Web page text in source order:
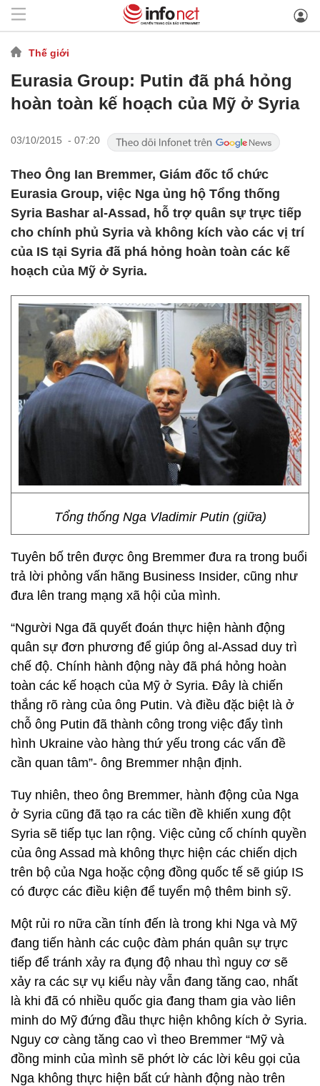
Thế giới
Eurasia Group: Putin đã phá hỏng
hoàn toàn kế hoạch của Mỹ ở Syria
03/10/2015 - 07:20
Theo Ông Ian Bremmer, Giám đốc tổ chức
Eurasia Group, việc Nga ủng hộ Tổng thống
Syria Bashar al-Assad, hỗ trợ quân sự trực tiếp
cho chính phủ Syria và không kích vào các vị trí
của IS tại Syria đã phá hỏng hoàn toàn các kế
hoạch của Mỹ ở Syria.
Tổng thống Nga Vladimir Putin (giữa)
Tuyên bố trên được ông Bremmer đưa ra trong buổi
trả lời phỏng vấn hãng Business Insider, cũng như
đưa lên trang mạng xã hội của mình.
“Người Nga đã quyết đoán thực hiện hành động
quân sự đơn phương để giúp ông al-Assad duy trì
chế độ. Chính hành động này đã phá hỏng hoàn
toàn các kế hoạch của Mỹ ở Syria. Đây là chiến
thắng rõ ràng của ông Putin. Và điều đặc biệt là ở
chỗ ông Putin đã thành công trong việc đẩy tình
hình Ukraine vào hàng thứ yếu trong các vấn đề
cần quan tâm”- ông Bremmer nhận định.
Tuy nhiên, theo ông Bremmer, hành động của Nga
ở Syria cũng đã tạo ra các tiền đề khiến xung đột
Syria sẽ tiếp tục lan rộng. Việc củng cố chính quyền
của ông Assad mà không thực hiện các chiến dịch
trên bộ của Nga hoặc cộng đồng quốc tế sẽ giúp IS
có được các điều kiện để tuyển mộ thêm binh sỹ.
Một rủi ro nữa cần tính đến là trong khi Nga và Mỹ
đang tiến hành các cuộc đàm phán quân sự trực
tiếp để tránh xảy ra đụng độ nhau thì nguy cơ sẽ
xảy ra các sự vụ kiểu này vẫn đang tăng cao, nhất
là khi đã có nhiều quốc gia đang tham gia vào liên
minh do Mỹ đứng đầu thực hiện không kích ở Syria.
Nguy cơ càng tăng cao vì theo Bremmer “Mỹ và
đồng minh của mình sẽ phớt lờ các lời kêu gọi của
Nga không thực hiện bất cứ hành động nào trên